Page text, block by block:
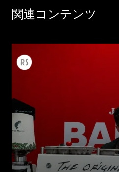
関連コンテンツ